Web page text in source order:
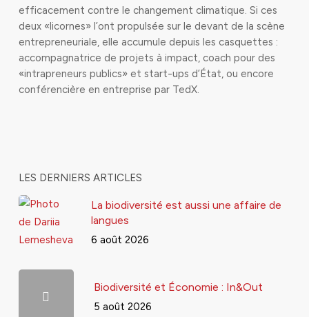
efficacement contre le changement climatique. Si ces
deux «licornes» l’ont propulsée sur le devant de la scène
entrepreneuriale, elle accumule depuis les casquettes :
accompagnatrice de projets à impact, coach pour des
«intrapreneurs publics» et start-ups d’État, ou encore
conférencière en entreprise par TedX.
LES DERNIERS ARTICLES
La biodiversité est aussi une affaire de
langues
6 août 2026
Biodiversité et Économie : In&Out
5 août 2026